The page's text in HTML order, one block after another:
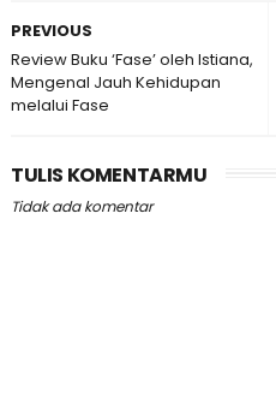
PREVIOUS
Review Buku ‘Fase’ oleh Istiana,
Mengenal Jauh Kehidupan
melalui Fase
TULIS KOMENTARMU
Tidak ada komentar